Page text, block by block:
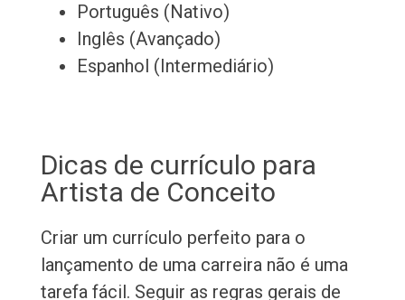
Português (Nativo)
Inglês (Avançado)
Espanhol (Intermediário)
Dicas de currículo para
Artista de Conceito
Criar um currículo perfeito para o
lançamento de uma carreira não é uma
tarefa fácil. Seguir as regras gerais de